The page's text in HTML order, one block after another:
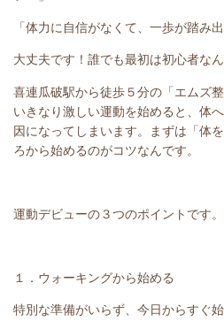
「体力に自信がなくて、一歩が踏み出
大丈夫です！誰でも最初は初心者なん
喜連瓜破駅から徒歩５分の「エムズ
いきなり激しい運動を始めると、体
因になってしまいます。まずは「体
ろから始めるのがコツなんです。
運動デビューの３つのポイントです。
１．ウォーキングから始める
特別な準備がいらず、今日からすぐ始